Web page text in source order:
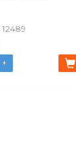
12489